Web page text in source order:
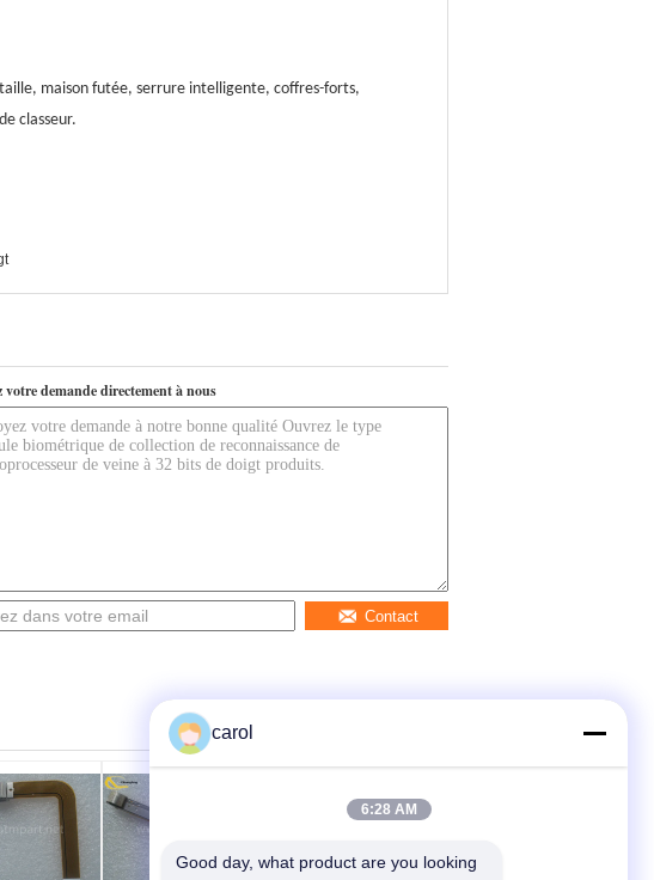
maison futée, serrure intelligente, coffres-forts,
classeur.
votre demande directement à nous
Contact
carol
6:28 AM
Good day, what product are you looking